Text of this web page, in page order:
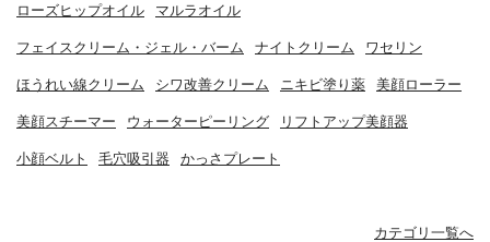
ローズヒップオイル マルラオイル
フェイスクリーム・ジェル・バーム ナイトクリーム ワセリン
ほうれい線クリーム シワ改善クリーム ニキビ塗り薬 美顔ローラー
美顔スチーマー ウォーターピーリング リフトアップ美顔器
小顔ベルト 毛穴吸引器 かっさプレート
カテゴリ一覧へ